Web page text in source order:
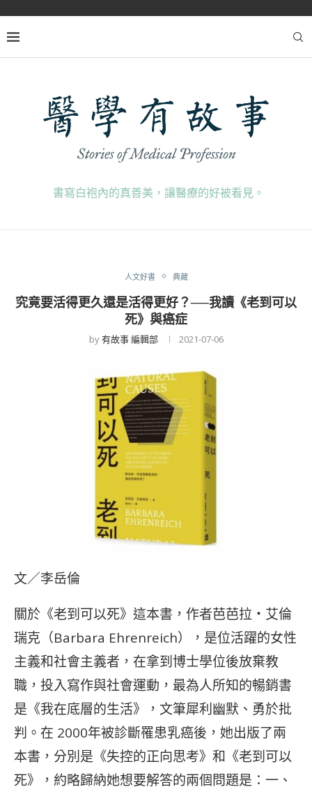
書寫白袍內的真善美，讓醫療的好被看見。
人文好書 典藏
究竟要活得更久還是活得更好？──我讀《老到可以
死》與癌症
by有故事 編輯部 2021-07-06
文／李岳倫
關於《老到可以死》這本書，作者芭芭拉‧艾倫
瑞克（Barbara Ehrenreich），是位活躍的女性
主義和社會主義者，在拿到博士學位後放棄教
職，投入寫作與社會運動，最為人所知的暢銷書
是《我在底層的生活》，文筆犀利幽默、勇於批
判。在 2000年被診斷罹患乳癌後，她出版了兩
本書，分別是《失控的正向思考》和《老到可以
死》，約略歸納她想要解答的兩個問題是：一、